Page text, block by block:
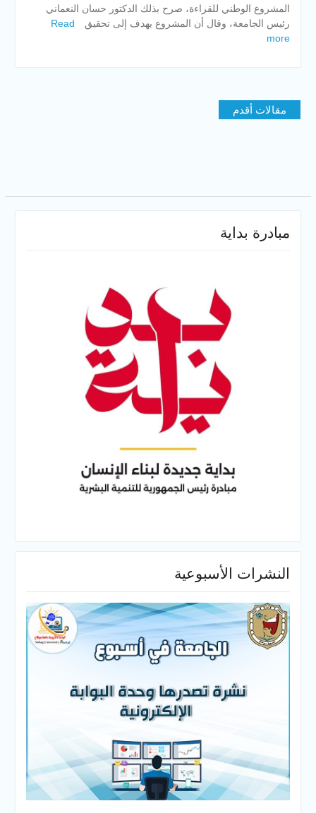
المشروع الوطني للقراءة، صرح بذلك الدكتور حسان النعماني
رئيس الجامعة، وقال أن المشروع يهدف إلى تحقيق
Read
more
تصفّح
المقالات
مقالات أقدم
مبادرة بداية
النشرات الأسبوعية